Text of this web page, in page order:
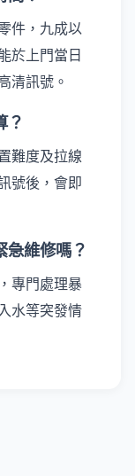
件，九成以
於上門當日
清訊號。
？
難度及拉線
號後，會即
急維修嗎？
，專門處理暴
水等突發情